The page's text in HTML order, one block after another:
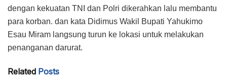
dengan kekuatan TNI dan Polri dikerahkan lalu membantu
para korban. dan kata Didimus Wakil Bupati Yahukimo
Esau Miram langsung turun ke lokasi untuk melakukan
penanganan darurat.
Related Posts